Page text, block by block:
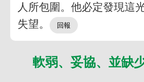
人所包圍。他必定發現這
失望。
軟弱、妥協、並缺